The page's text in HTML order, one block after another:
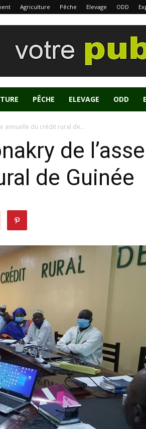
Agriculture Pêche Elevage ODD
PÊCHE ELEVAGE ODD
annuelle du crédit rural de...
de
de Guinée